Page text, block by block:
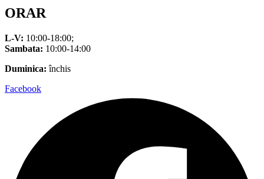
ORAR
L-V: 10:00-18:00;
Sambata: 10:00-14:00
Duminica: închis
Facebook